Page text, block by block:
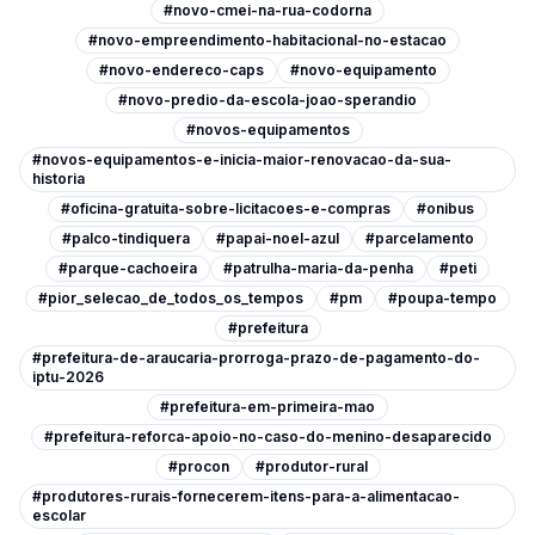
#novo-cmei-na-rua-codorna
#novo-empreendimento-habitacional-no-estacao
#novo-endereco-caps
#novo-equipamento
#novo-predio-da-escola-joao-sperandio
#novos-equipamentos
#novos-equipamentos-e-inicia-maior-renovacao-da-sua-
historia
#oficina-gratuita-sobre-licitacoes-e-compras
#onibus
#palco-tindiquera
#papai-noel-azul
#parcelamento
#parque-cachoeira
#patrulha-maria-da-penha
#peti
#pior_selecao_de_todos_os_tempos
#pm
#poupa-tempo
#prefeitura
#prefeitura-de-araucaria-prorroga-prazo-de-pagamento-do-
iptu-2026
#prefeitura-em-primeira-mao
#prefeitura-reforca-apoio-no-caso-do-menino-desaparecido
#procon
#produtor-rural
#produtores-rurais-fornecerem-itens-para-a-alimentacao-
escolar